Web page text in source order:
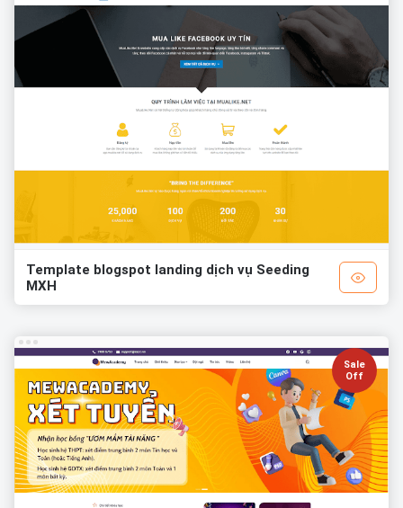
Template blogspot landing dịch vụ Seeding
MXH